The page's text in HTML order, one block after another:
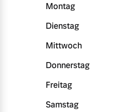
Montag
Dienstag
Mittwoch
Donnerstag
Freitag
Samstag